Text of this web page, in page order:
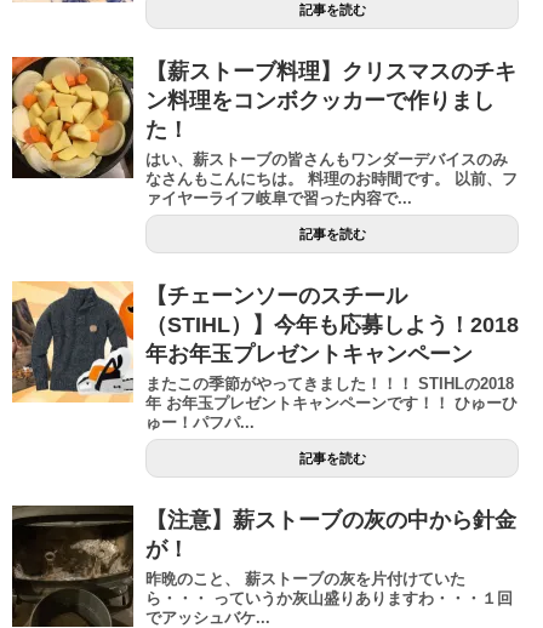
記事を読む
【薪ストーブ料理】クリスマスのチキ
ン料理をコンボクッカーで作りまし
た！
はい、薪ストーブの皆さんもワンダーデバイスのみ
なさんもこんにちは。 料理のお時間です。 以前、フ
ァイヤーライフ岐阜で習った内容で...
記事を読む
【チェーンソーのスチール
（STIHL）】今年も応募しよう！2018
年お年玉プレゼントキャンペーン
またこの季節がやってきました！！！ STIHLの2018
年 お年玉プレゼントキャンペーンです！！ ひゅーひ
ゅー！パフパ...
記事を読む
【注意】薪ストーブの灰の中から針金
が！
昨晩のこと、 薪ストーブの灰を片付けていた
ら・・・ っていうか灰山盛りありますわ・・・１回
でアッシュバケ...